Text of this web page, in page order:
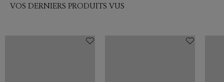
VOS DERNIERS PRODUITS VUS